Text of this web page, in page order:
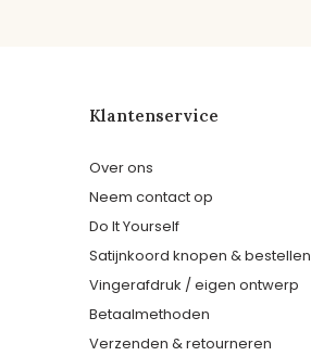
Klantenservice
Over ons
Neem contact op
Do It Yourself
Satijnkoord knopen & bestellen
Vingerafdruk / eigen ontwerp
Betaalmethoden
Verzenden & retourneren